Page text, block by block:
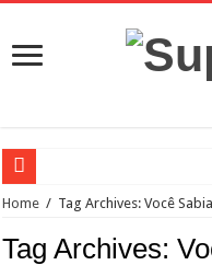
Rio Preto inaugura neste sábado,
Estado anuncia hospital
Home / Tag Archives: Você
Tag Archives: